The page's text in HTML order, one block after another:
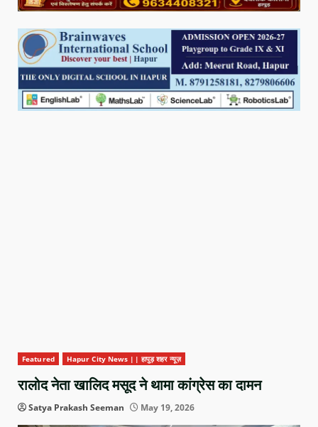
Featured Hapur City News || हापुड़ शहर न्यूज़
रालोद नेता खालिद मसूद ने थामा कांग्रेस का दामन
Satya Prakash Seeman May 19, 2026